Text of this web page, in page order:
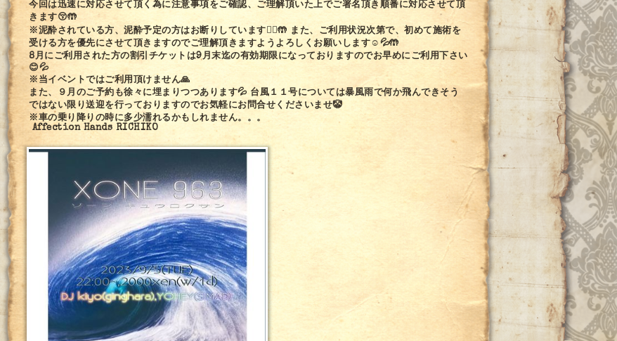
今回は迅速に対応させて頂く為に注意事項をご確認、ご理解頂いた上でご署名頂き順番に対応させて頂
きます😚🤲
※泥酔されている方、泥酔予定の方はお断りしています🙇‍♀️🤲 また、ご利用状況次第で、初めて施術を
受ける方を優先にさせて頂きますのでご理解頂きますようよろしくお願いします☺💦🤲
8月にご利用された方の割引チケットは9月末迄の有効期限になっておりますのでお早めにご利用下さい
😊💦
※当イベントではご利用頂けません🙏
また、９月のご予約も徐々に埋まりつつあります💦 台風１１号については暴風雨で何か飛んできそう
ではない限り送迎を行っておりますのでお気軽にお問合せくださいませ🤡
※車の乗り降りの時に多少濡れるかもしれません。。。
Affection Hands RICHIKO